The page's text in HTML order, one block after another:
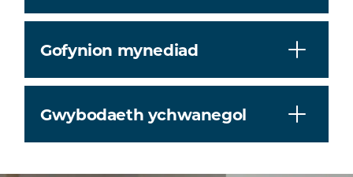
Gofynion mynediad
Gwybodaeth ychwanegol